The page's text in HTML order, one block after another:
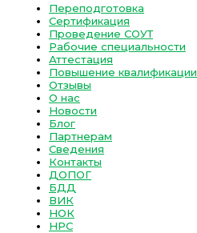
Переподготовка
Сертификация
Проведение СОУТ
Рабочие специальности
Аттестация
Повышение квалификации
Отзывы
О нас
Новости
Блог
Партнерам
Сведения
Контакты
ДОПОГ
БДД
ВИК
НОК
НРС